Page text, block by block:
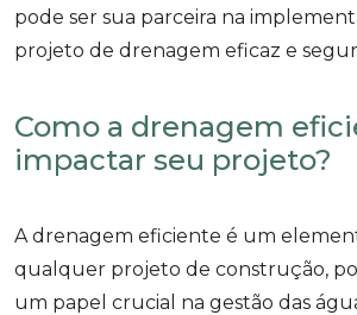
pode ser sua parceira na
projeto de drenagem eficaz e
Como a drenagem
impactar seu projeto?
A drenagem eficiente é um
qualquer projeto de construção,
um papel crucial na gestão das